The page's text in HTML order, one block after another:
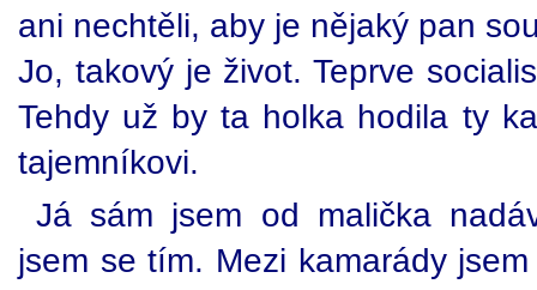
ani nechtěli, aby je nějaký pan
Jo, takový je život. Teprve
Tehdy už by ta holka hodila ty
tajemníkovi.
Já sám jsem od malička
jsem se tím. Mezi kamarády